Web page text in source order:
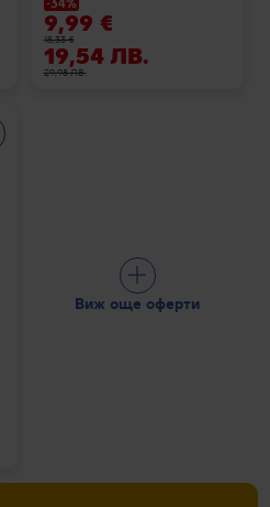
-34%
9,99 €
15,33 €
19,54 ЛВ.
29,98 ЛВ.
Виж още оферти